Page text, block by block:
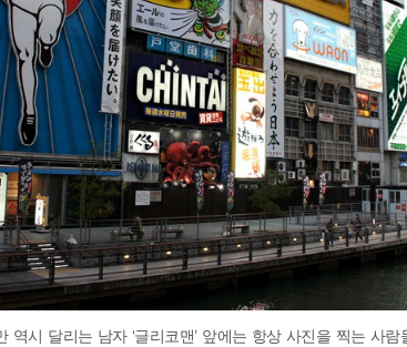
역시 달리는 남자 ‘글리코맨’ 앞에는 항상 사진을 찍는 사